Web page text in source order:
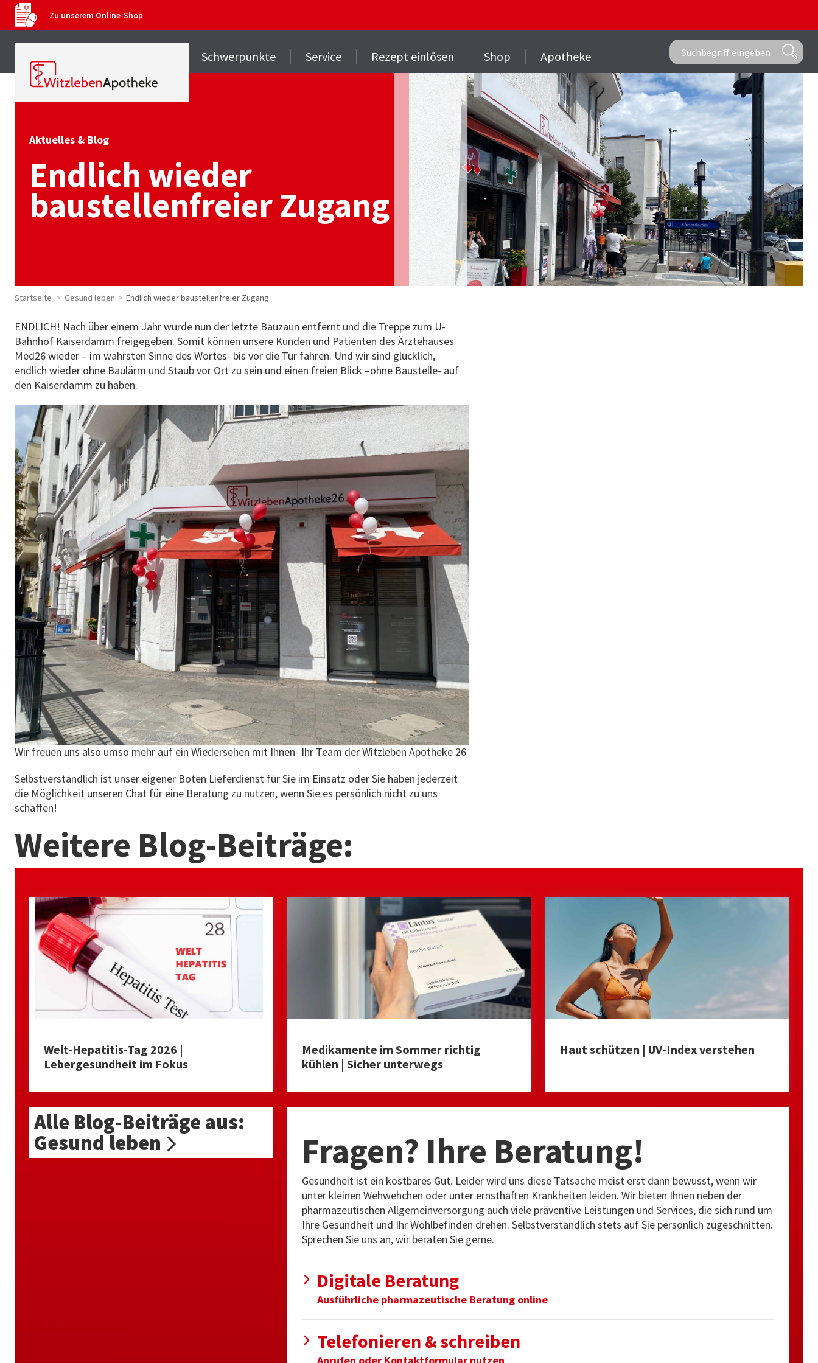
Zu unserem Online-Shop
Schwerpunkte Service Rezept einlösen Shop Apotheke
Aktuelles & Blog
Endlich wieder
baustellenfreier Zugang
Startseite Gesund leben Endlich wieder baustellenfreier Zugang
ENDLICH! Nach über einem Jahr wurde nun der letzte Bauzaun entfernt und die Treppe zum U-
Bahnhof Kaiserdamm freigegeben. Somit können unsere Kunden und Patienten des Ärztehauses
Med26 wieder – im wahrsten Sinne des Wortes- bis vor die Tür fahren. Und wir sind glücklich,
endlich wieder ohne Baulärm und Staub vor Ort zu sein und einen freien Blick –ohne Baustelle- auf
den Kaiserdamm zu haben.
Wir freuen uns also umso mehr auf ein Wiedersehen mit Ihnen- Ihr Team der Witzleben Apotheke 26
Selbstverständlich ist unser eigener Boten Lieferdienst für Sie im Einsatz oder Sie haben jederzeit
die Möglichkeit unseren Chat für eine Beratung zu nutzen, wenn Sie es persönlich nicht zu uns
schaffen!
Weitere Blog-Beiträge:
Welt-Hepatitis-Tag 2026 |
Lebergesundheit im Fokus
Medikamente im Sommer richtig
kühlen | Sicher unterwegs
Haut schützen | UV-Index verstehen
Alle Blog-Beiträge aus:
Gesund leben
Fragen? Ihre Beratung!
Gesundheit ist ein kostbares Gut. Leider wird uns diese Tatsache meist erst dann bewusst, wenn wir
unter kleinen Wehwehchen oder unter ernsthaften Krankheiten leiden. Wir bieten Ihnen neben der
pharmazeutischen Allgemeinversorgung auch viele präventive Leistungen und Services, die sich rund um
Ihre Gesundheit und Ihr Wohlbefinden drehen. Selbstverständlich stets auf Sie persönlich zugeschnitten.
Sprechen Sie uns an, wir beraten Sie gerne.
Digitale Beratung
Ausführliche pharmazeutische Beratung online
Telefonieren & schreiben